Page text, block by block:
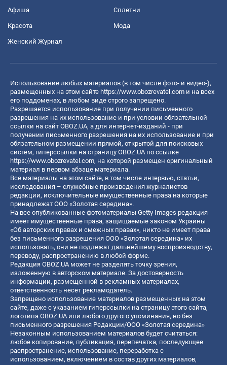
Афиша Сплетни
Красота Мода
Женский Журнал
Использование любых материалов (в том числе фото- и видео-),
размещенных на этом сайте https://www.obozrevatel.com и на всех
его поддоменах, в любом виде строго запрещено.
Разрешается использование при получении письменного
разрешения на их использование и при условии обязательной
ссылки на сайт OBOZ.UA, а для интернет-изданий - при
получении письменного разрешения на их использование и при
обязательном размещении прямой, открытой для поисковых
систем, гиперссылки на страницу OBOZ.UA по ссылке
https://www.obozrevatel.com, на которой размещен оригинальный
материал в первом абзаце материала.
Все материалы на этом сайте, в том числе интервью, статьи,
исследования – служебные произведения журналистов
редакции, исключительные имущественные права на которые
принадлежат ООО «Золотая середина».
На все опубликованные фотоматериалы Getty Images редакция
имеет имущественные права, защищаемые законом Украины
«Об авторских правах и смежных правах», никто не имеет права
без письменного разрешения ООО «Золотая середина» их
использовать, они не подлежат дальнейшему воспроизводству,
переводу, распространению в любой форме.
Редакция OBOZ.UA может не разделять точку зрения,
изложенную в авторском материале. За достоверность
информации, размещенной в рекламных материалах,
ответственность несет рекламодатель.
Запрещено использование материалов размещенных на этом
сайте, даже с указанием гиперссылки на страницу этого сайта,
логотипа OBOZ.UA или любого другого упоминания, но без
письменного разрешения Редакции/ООО «Золотая середина»
Незаконным использованием материалов будет считаться:
любое копирование, публикация, перепечатка, последующее
распространение, использование, переработка с
использованием, включением в состав других материалов,